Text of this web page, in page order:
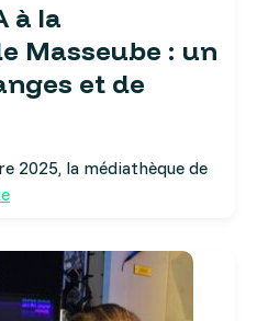
à la
Masseube : un
et de
2025, la médiathèque de